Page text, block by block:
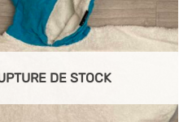
à mes
articles
favoris
DE STOCK